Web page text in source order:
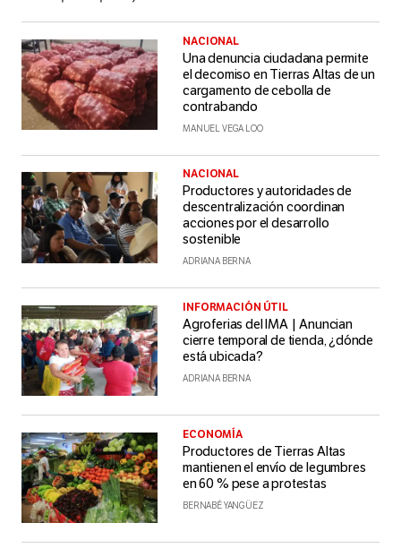
NACIONAL
Una denuncia ciudadana permite
el decomiso en Tierras Altas de un
cargamento de cebolla de
contrabando
MANUEL VEGA LOO
NACIONAL
Productores y autoridades de
descentralización coordinan
acciones por el desarrollo
sostenible
ADRIANA BERNA
INFORMACIÓN ÚTIL
Agroferias del IMA | Anuncian
cierre temporal de tienda, ¿dónde
está ubicada?
ADRIANA BERNA
ECONOMÍA
Productores de Tierras Altas
mantienen el envío de legumbres
en 60 % pese a protestas
BERNABÉ YANGÜEZ